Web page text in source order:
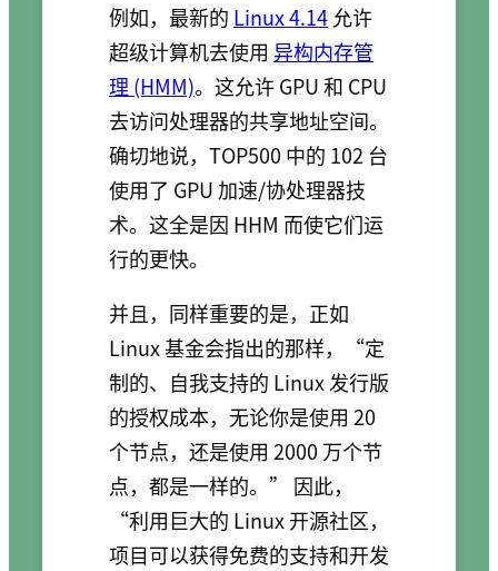
例如，最新的 Linux 4.14 允许
超级计算机去使用 异构内存管
理 (HMM)。这允许 GPU 和 CPU
去访问处理器的共享地址空间。
确切地说，TOP500 中的 102 台
使用了 GPU 加速/协处理器技
术。这全是因 HHM 而使它们运
行的更快。
并且，同样重要的是，正如
Linux 基金会指出的那样，“定
制的、自我支持的 Linux 发行版
的授权成本，无论你是使用 20
个节点，还是使用 2000 万个节
点，都是一样的。” 因此，
“利用巨大的 Linux 开源社区，
项目可以获得免费的支持和开发